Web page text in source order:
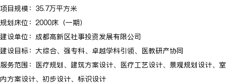
项目规模：35.7万平方米
规划床位：2000床（一期）
建设单位：成都高新区社事投资发展有限公司
建设目标：大综合、强专科、卓越学科引领、医教研产协同
服务范围：医疗规划、建筑方案设计、医疗工艺设计、景观规划设计、室
内方案设计、初步设计、标识设计